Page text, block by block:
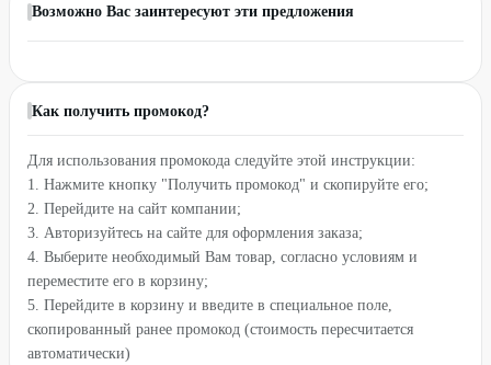
Возможно Вас заинтересуют эти предложения
Как получить промокод?
Для использования промокода следуйте этой инструкции:
1. Нажмите кнопку "Получить промокод" и скопируйте его;
2. Перейдите на сайт компании;
3. Авторизуйтесь на сайте для оформления заказа;
4. Выберите необходимый Вам товар, согласно условиям и
переместите его в корзину;
5. Перейдите в корзину и введите в специальное поле,
скопированный ранее промокод (стоимость пересчитается
автоматически)